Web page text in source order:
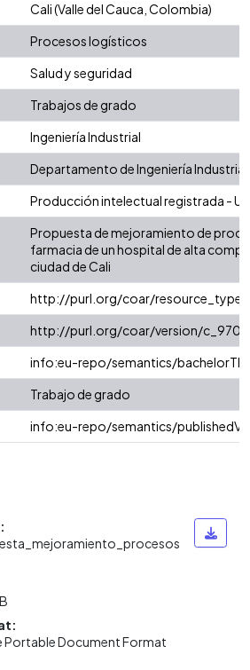
Cali (Valle del Cauca, Colombia)
Procesos logísticos
Salud y seguridad
Trabajos de grado
Ingeniería Industrial
Departamento de Ingeniería Industrial
Producción intelectual registrada -
Propuesta de mejoramiento de
farmacia de un hospital de alta
ciudad de Cali
http://purl.org/coar/resource_type/
http://purl.org/coar/version/
info:eu-repo/semantics/
Trabajo de grado
info:eu-repo/semantics/
Portable Document Format